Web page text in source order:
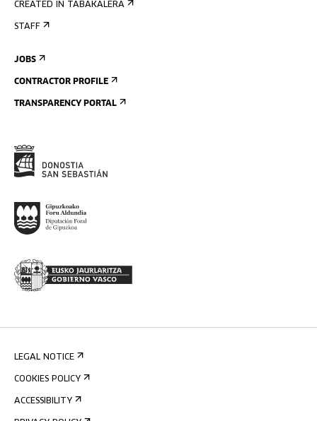
CREATED IN TABAKALERA
STAFF
JOBS
CONTRACTOR PROFILE
TRANSPARENCY PORTAL
LEGAL NOTICE
COOKIES POLICY
ACCESSIBILITY